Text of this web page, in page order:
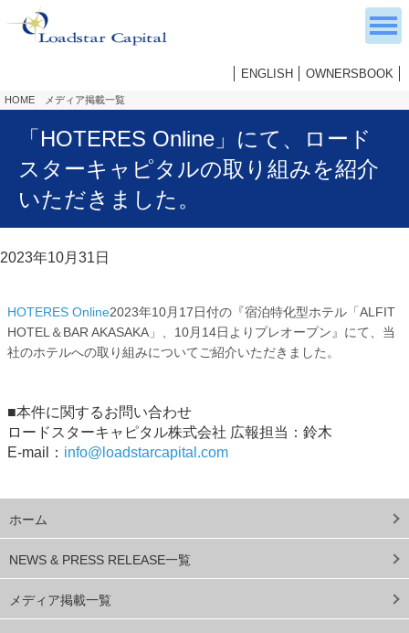
ENGLISH OWNERSBOOK
HOME メディア掲載一覧
ホーム
NEWS & PRESS RELEASE一覧
メディア掲載一覧
「HOTERES Online」にて、ロード
スターキャピタルの取り組みを紹介
いただきました。
2023年10月31日
HOTERES Online2023年10月17日付の『宿泊特化型ホテル「ALFIT
HOTEL＆BAR AKASAKA」、10月14日よりプレオープン』にて、当
社のホテルへの取り組みについてご紹介いただきました。
■本件に関するお問い合わせ
ロードスターキャピタル株式会社 広報担当：鈴木
E-mail： info@loadstarcapital.com